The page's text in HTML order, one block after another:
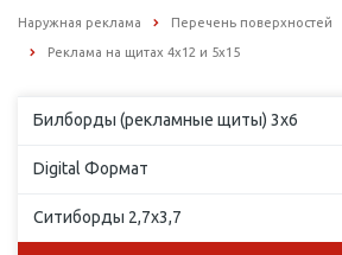
Наружная реклама Перечень поверхностей
Реклама на щитах 4х12 и 5х15
Билборды (рекламные щиты) 3х6
Digital Формат
Ситиборды 2,7х3,7